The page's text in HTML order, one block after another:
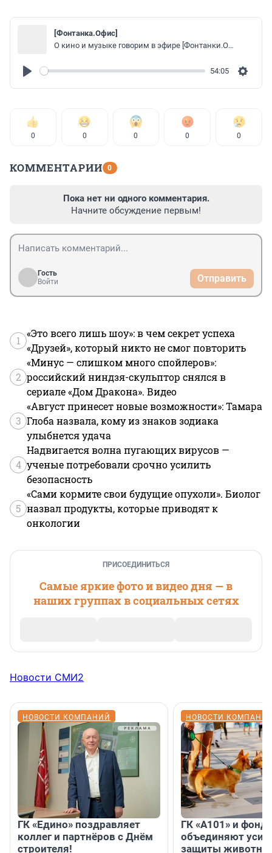
[Фонтанка.Офис]
О кино и музыке говорим в эфире [Фонтанки.Офис] c участниками группы "Шкловский", режиссером Михаилом Местецким и продюсером Сергеем Корнихиным
54:05
0 0 0 0 0
КОММЕНТАРИИ 0
Пока нет ни одного комментария.
Начните обсуждение первым!
Гость
Войти
Отправить
1
«Это всего лишь шоу»: в чем секрет успеха
«Друзей», который никто не смог повторить
2
«Минус — слишком много спойлеров»:
российский ниндзя-скульптор снялся в
сериале «Дом Дракона». Видео
3
«Август принесет новые возможности»: Тамара
Глоба назвала, кому из знаков зодиака
улыбнется удача
4
Надвигается волна пугающих вирусов —
ученые потребовали срочно усилить
безопасность
5
«Сами кормите свои будущие опухоли». Биолог
назвал продукты, которые приводят к
онкологии
ПРИСОЕДИНИТЬСЯ
Самые яркие фото и видео дня — в
наших группах в социальных сетях
Новости СМИ2
НОВОСТИ КОМПАНИЙ
ГК «Едино» поздравляет
коллег и партнёров с Днём
строителя!
НОВОСТИ
ГК «А101» и фонд
объединяют
защиты